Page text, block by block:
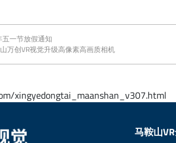
一节放假通知
万创VR视觉升级高像素高画质相机
xingyedongtai_maanshan_v307.html
马鞍山